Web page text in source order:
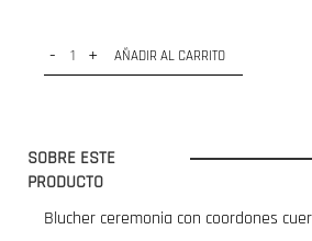
- + AÑADIR AL CARRITO
SOBRE ESTE
PRODUCTO
Blucher ceremonia con coordones